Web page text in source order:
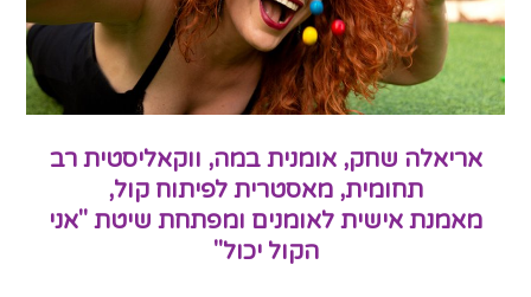
אריאלה שחק, אומנית במה, ווקאליסטית רב
תחומית, מאסטרית לפיתוח קול,
מאמנת אישית לאומנים ומפתחת שיטת "אני
הקול יכול"